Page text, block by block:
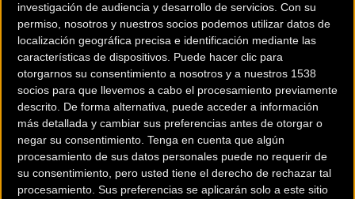
investigación de audiencia y desarrollo de servicios. Con su
permiso, nosotros y nuestros socios podemos utilizar datos de
localización geográfica precisa e identificación mediante las
características de dispositivos. Puede hacer clic para
otorgarnos su consentimiento a nosotros y a nuestros 1538
socios para que llevemos a cabo el procesamiento previamente
descrito. De forma alternativa, puede acceder a información
más detallada y cambiar sus preferencias antes de otorgar o
negar su consentimiento. Tenga en cuenta que algún
procesamiento de sus datos personales puede no requerir de
su consentimiento, pero usted tiene el derecho de rechazar tal
procesamiento. Sus preferencias se aplicarán solo a este sitio
Se celebra el 18/06/2016
La mítica prueba ciclodeportiva
ChainReactionCycles.com Quebrantahuesos, que
celebrará este año su 26ª edición, tendrá l... [+]
Comentarios de la Noticia